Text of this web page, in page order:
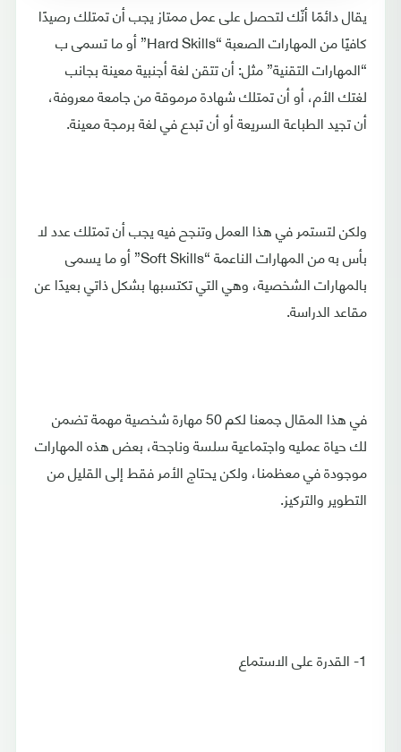
يقال دائمًا أنّك لتحصل على عمل ممتاز يجب أن تمتلك رصيدًا
كافيًا من المهارات الصعبة “Hard Skills” أو ما تسمى ب
“المهارات التقنية” مثل: أن تتقن لغة أجنبية معينة بجانب
لغتك الأم، أو أن تمتلك شهادة مرموقة من جامعة معروفة،
أن تجيد الطباعة السريعة أو أن تبدع في لغة برمجة معينة.
ولكن لتستمر في هذا العمل وتنجح فيه يجب أن تمتلك عدد لا
بأس به من المهارات الناعمة “Soft Skills” أو ما يسمى
بالمهارات الشخصية، وهي التي تكتسبها بشكل ذاتي بعيدًا عن
مقاعد الدراسة.
في هذا المقال جمعنا لكم 50 مهارة شخصية مهمة تضمن
لك حياة عمليه واجتماعية سلسة وناجحة، بعض هذه المهارات
موجودة في معظمنا، ولكن يحتاج الأمر فقط إلى القليل من
التطوير والتركيز.
1- القدرة على الاستماع